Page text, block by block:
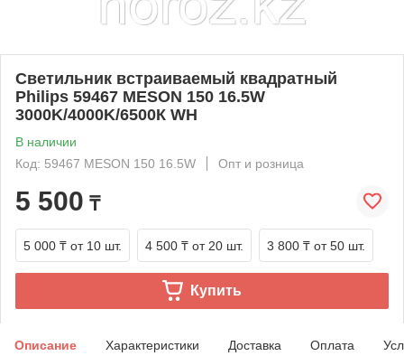
Светильник встраиваемый квадратный
Philips 59467 MESON 150 16.5W
3000K/4000K/6500К WH
В наличии
Код: 59467 MESON 150 16.5W
Опт и розница
5 500 ₸
5 000 ₸ от 10 шт. 4 500 ₸ от 20 шт. 3 800 ₸ от 50 шт.
Купить
Описание Характеристики Доставка Оплата